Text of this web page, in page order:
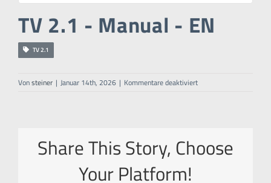
TV 2.1 - Manual - EN
TV 2.1
Vonsteiner | Januar 14th, 2026 | Kommentare deaktiviertfür
EN
Share This Story, Choose
Your Platform!